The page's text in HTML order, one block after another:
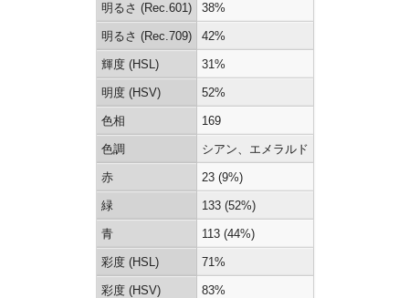
明るさ (Rec.601) 38%
明るさ (Rec.709) 42%
輝度 (HSL) 31%
明度 (HSV) 52%
色相 169
色調 シアン、エメラルド
赤 23 (9%)
緑 133 (52%)
青 113 (44%)
彩度 (HSL) 71%
彩度 (HSV) 83%